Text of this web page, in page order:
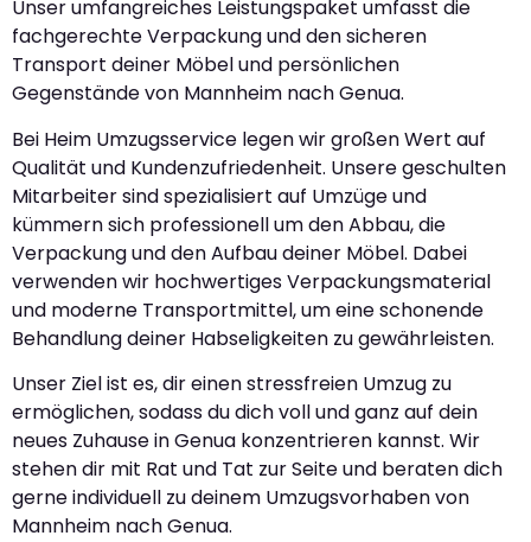
Unser umfangreiches Leistungspaket umfasst die
fachgerechte Verpackung und den sicheren
Transport deiner Möbel und persönlichen
Gegenstände von Mannheim nach Genua.
Bei Heim Umzugsservice legen wir großen Wert auf
Qualität und Kundenzufriedenheit. Unsere geschulten
Mitarbeiter sind spezialisiert auf Umzüge und
kümmern sich professionell um den Abbau, die
Verpackung und den Aufbau deiner Möbel. Dabei
verwenden wir hochwertiges Verpackungsmaterial
und moderne Transportmittel, um eine schonende
Behandlung deiner Habseligkeiten zu gewährleisten.
Unser Ziel ist es, dir einen stressfreien Umzug zu
ermöglichen, sodass du dich voll und ganz auf dein
neues Zuhause in Genua konzentrieren kannst. Wir
stehen dir mit Rat und Tat zur Seite und beraten dich
gerne individuell zu deinem Umzugsvorhaben von
Mannheim nach Genua.